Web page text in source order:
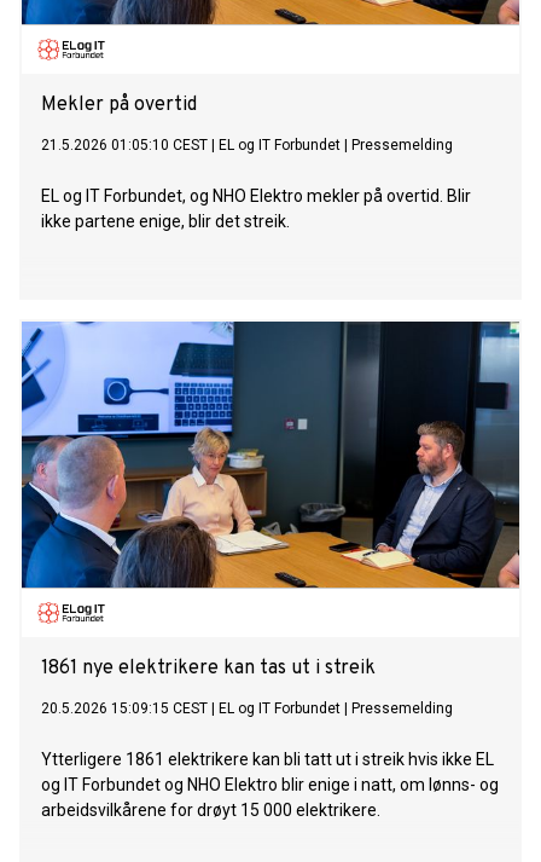
Mekler på overtid
21.5.2026 01:05:10 CEST EL og IT Forbundet Pressemelding
EL og IT Forbundet, og NHO Elektro mekler på overtid. Blir
ikke partene enige, blir det streik.
1861 nye elektrikere kan tas ut i streik
20.5.2026 15:09:15 CEST EL og IT Forbundet Pressemelding
Ytterligere 1861 elektrikere kan bli tatt ut i streik hvis ikke EL
og IT Forbundet og NHO Elektro blir enige i natt, om lønns- og
arbeidsvilkårene for drøyt 15 000 elektrikere.